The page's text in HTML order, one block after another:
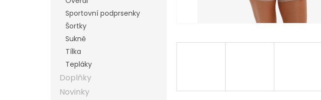
Sportovní podprsenky
Šortky
Sukně
Tílka
Tepláky
Doplňky
Novinky